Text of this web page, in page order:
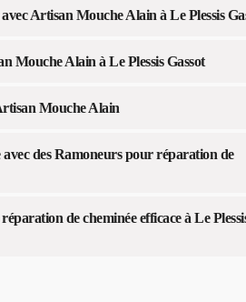
Artisan Mouche Alain à Le Plessis
Mouche Alain à Le Plessis Gassot
Mouche Alain
avec des Ramoneurs pour réparation de
de cheminée efficace à Le